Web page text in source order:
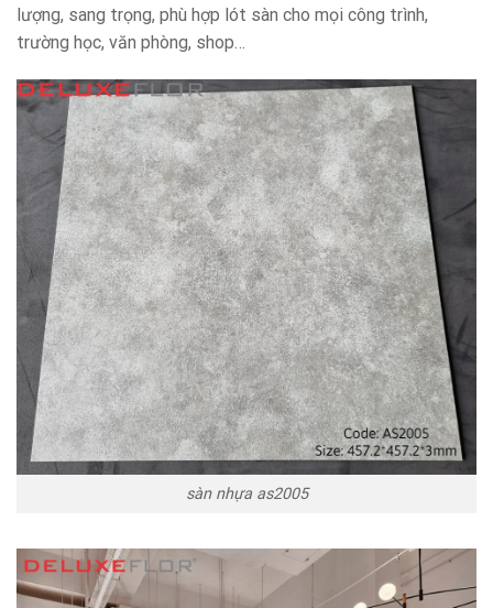
lượng, sang trọng, phù hợp lót sàn cho mọi công trình,
trường học, văn phòng, shop…
sàn nhựa as2005